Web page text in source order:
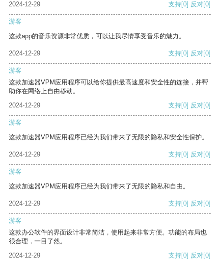
2024-12-29
支持[0] 反对[0]
游客
这款app的音乐资源非常优质，可以让我尽情享受音乐的魅力。
2024-12-29 支持[0] 反对[0]
游客
这款加速器VPM应用程序可以给你提供最高速度和安全性的连接，并帮
助你在网络上自由移动。
2024-12-29
支持[0] 反对[0]
游客
这款加速器VPM应用程序已经为我们带来了无限的隐私和安全性保护。
2024-12-29 支持[0] 反对[0]
游客
这款加速器VPM应用程序已经为我们带来了无限的隐私和自由。
2024-12-29 支持[0] 反对[0]
游客
这款办公软件的界面设计非常简洁，使用起来非常方便。功能的布局也
很合理，一目了然。
2024-12-29
支持[0] 反对[0]